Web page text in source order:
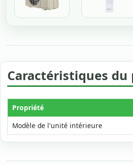
Caractéristiques
Propriété
Modèle de l'unité intérieure